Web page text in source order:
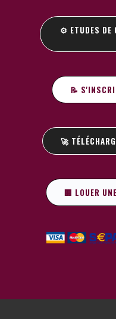
⚙️ ETUDES DE
📝
🚀
🏢 LOUER